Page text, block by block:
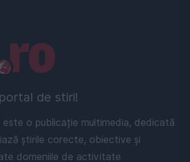
de stiri!
este o publicație multimedia, dedicată
știrile corecte, obiective și
domeniile de activitate